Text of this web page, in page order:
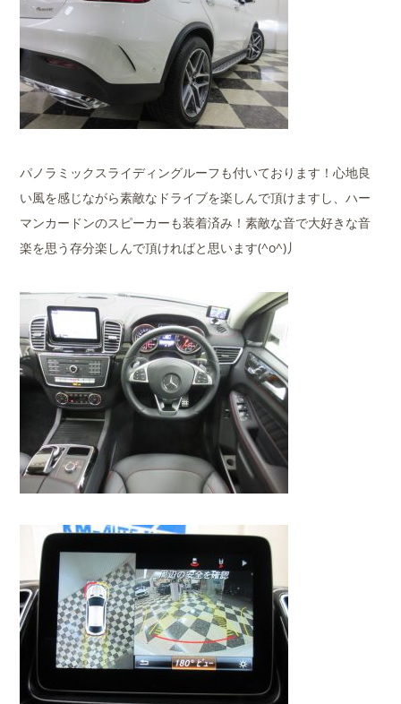
パノラミックスライディングルーフも付いております！心地良
い風を感じながら素敵なドライブを楽しんで頂けますし、ハー
マンカードンのスピーカーも装着済み！素敵な音で大好きな音
楽を思う存分楽しんで頂ければと思います(^o^)丿